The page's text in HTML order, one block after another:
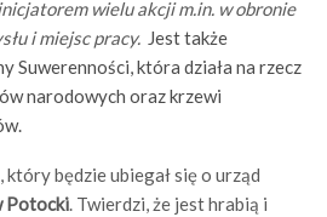
wielu akcji m.in. w obronie
i miejsc pracy. Jest także
Suwerenności, która działa na rzecz
narodowych oraz krzewi
będzie ubiegał się o urząd
Potocki. Twierdzi, że jest hrabią i